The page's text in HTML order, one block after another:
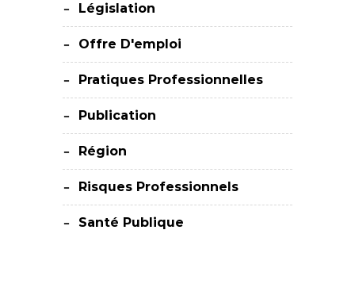
Législation
Offre D'emploi
Pratiques Professionnelles
Publication
Région
Risques Professionnels
Santé Publique